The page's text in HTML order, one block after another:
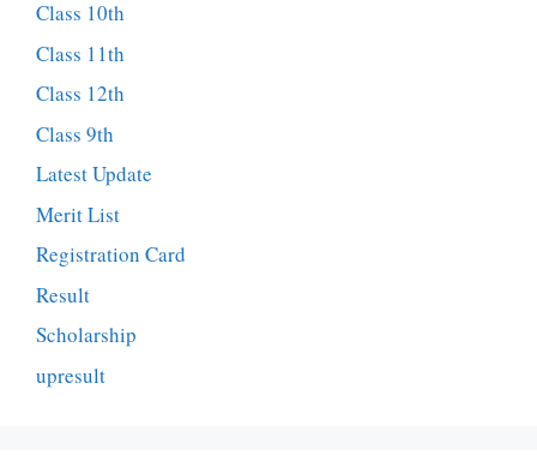
Class 10th
Class 11th
Class 12th
Class 9th
Latest Update
Merit List
Registration Card
Result
Scholarship
upresult